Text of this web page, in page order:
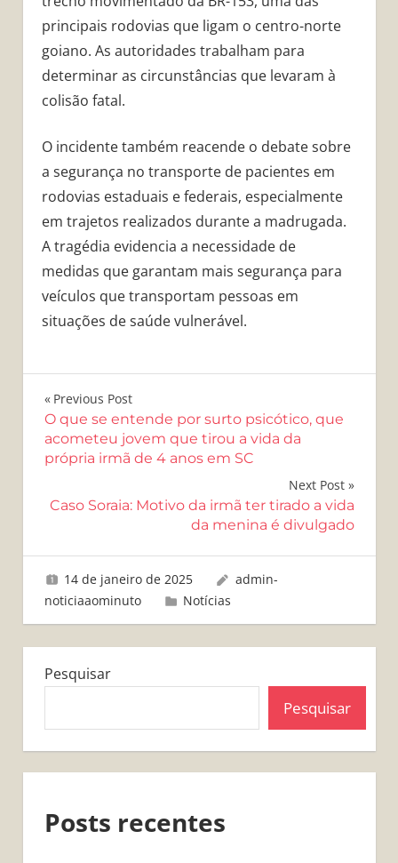
principais rodovias que ligam o centro-norte
goiano. As autoridades trabalham para
determinar as circunstâncias que levaram à
colisão fatal.
O incidente também reacende o debate sobre
a segurança no transporte de pacientes em
rodovias estaduais e federais, especialmente
em trajetos realizados durante a madrugada.
A tragédia evidencia a necessidade de
medidas que garantam mais segurança para
veículos que transportam pessoas em
situações de saúde vulnerável.
Navegação
de
Post
Previous Post
O que se entende por surto psicótico, que
acometeu jovem que tirou a vida da
própria irmã de 4 anos em SC
Next Post
Caso Soraia: Motivo da irmã ter tirado a vida
da menina é divulgado
14 de janeiro de 2025
admin-
noticiaaominuto
Notícias
Pesquisar
Pesquisar
Posts recentes